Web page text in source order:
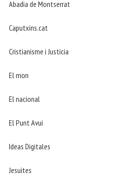
Abadia de Montserrat
Caputxins.cat
Cristianisme i Justicia
El mon
El nacional
El Punt Avui
Ideas Digitales
Jesuites